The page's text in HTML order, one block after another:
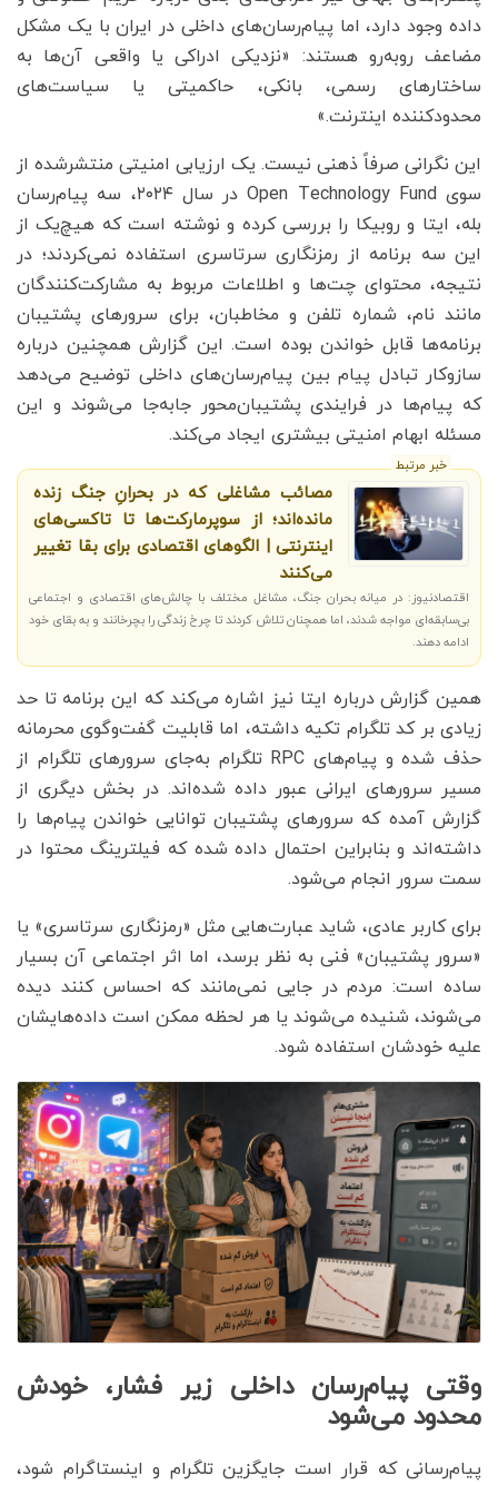
داده وجود دارد، اما پیام‌رسان‌های داخلی در ایران با یک مشکل
مضاعف روبه‌رو هستند: «نزدیکی ادراکی یا واقعی آن‌ها به
ساختارهای رسمی، بانکی، حاکمیتی یا سیاست‌های
محدودکننده اینترنت.»
این نگرانی صرفاً ذهنی نیست. یک ارزیابی امنیتی منتشرشده از
سوی Open Technology Fund در سال ۲۰۲۴، سه پیام‌رسان
بله، ایتا و روبیکا را بررسی کرده و نوشته است که هیچ‌یک از
این سه برنامه از رمزنگاری سرتاسری استفاده نمی‌کردند؛ در
نتیجه، محتوای چت‌ها و اطلاعات مربوط به مشارکت‌کنندگان
مانند نام، شماره تلفن و مخاطبان، برای سرورهای پشتیبان
برنامه‌ها قابل خواندن بوده است. این گزارش همچنین درباره
سازوکار تبادل پیام بین پیام‌رسان‌های داخلی توضیح می‌دهد
که پیام‌ها در فرایندی پشتیبان‌محور جابه‌جا می‌شوند و این
مسئله ابهام امنیتی بیشتری ایجاد می‌کند.
خبر مرتبط
مصائب مشاغلی که در بحرانِ جنگ زنده
مانده‌اند؛ از سوپرمارکت‌ها تا تاکسی‌های
اینترنتی | الگوهای اقتصادی برای بقا تغییر
می‌کنند
اقتصادنیوز: در میانه بحران جنگ، مشاغل مختلف با چالش‌های اقتصادی و اجتماعی
بی‌سابقه‌ای مواجه شدند، اما همچنان تلاش کردند تا چرخ زندگی را بچرخانند و به بقای خود
ادامه دهند.
همین گزارش درباره ایتا نیز اشاره می‌کند که این برنامه تا حد
زیادی بر کد تلگرام تکیه داشته، اما قابلیت گفت‌وگوی محرمانه
حذف شده و پیام‌های RPC تلگرام به‌جای سرورهای تلگرام از
مسیر سرورهای ایرانی عبور داده شده‌اند. در بخش دیگری از
گزارش آمده که سرورهای پشتیبان توانایی خواندن پیام‌ها را
داشته‌اند و بنابراین احتمال داده شده که فیلترینگ محتوا در
سمت سرور انجام می‌شود.
برای کاربر عادی، شاید عبارت‌هایی مثل «رمزنگاری سرتاسری» یا
«سرور پشتیبان» فنی به نظر برسد، اما اثر اجتماعی آن بسیار
ساده است: مردم در جایی نمی‌مانند که احساس کنند دیده
می‌شوند، شنیده می‌شوند یا هر لحظه ممکن است داده‌هایشان
علیه خودشان استفاده شود.
وقتی پیام‌رسان داخلی زیر فشار، خودش
محدود می‌شود
پیام‌رسانی که قرار است جایگزین تلگرام و اینستاگرام شود،